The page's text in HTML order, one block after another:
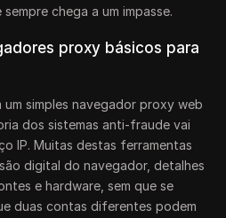
chega a um impasse.
proxy básicos para
simples navegador proxy web
dos sistemas anti-fraude vai
IP. Muitas destas ferramentas
digital do navegador, detalhes
e hardware, sem que se
duas contas diferentes podem